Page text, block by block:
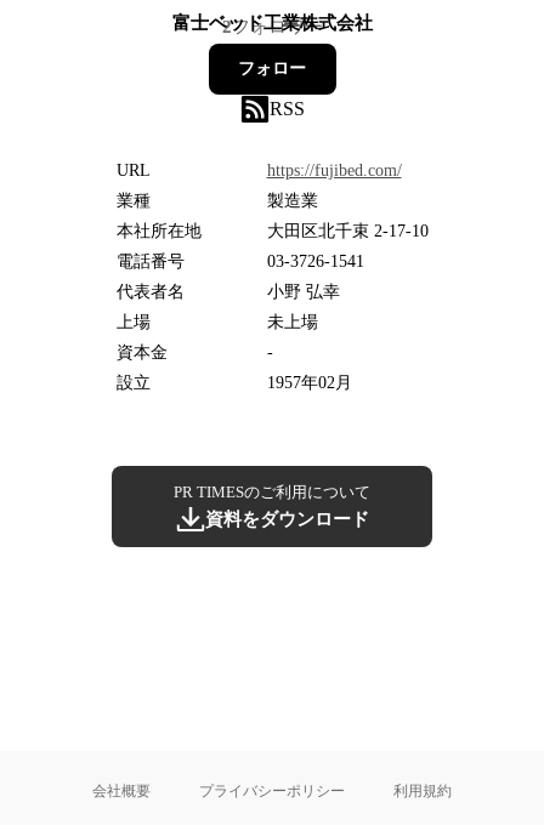
富士ベッド工業株式会社
2フォロワー
フォロー
RSS
URL
https://fujibed.com/
業種
製造業
本社所在地
大田区北千束 2-17-10
電話番号
03-3726-1541
代表者名
小野 弘幸
上場
未上場
資本金
-
設立
1957年02月
PR TIMESのご利用について
資料をダウンロード
会社概要 プライバシーポリシー 利用規約